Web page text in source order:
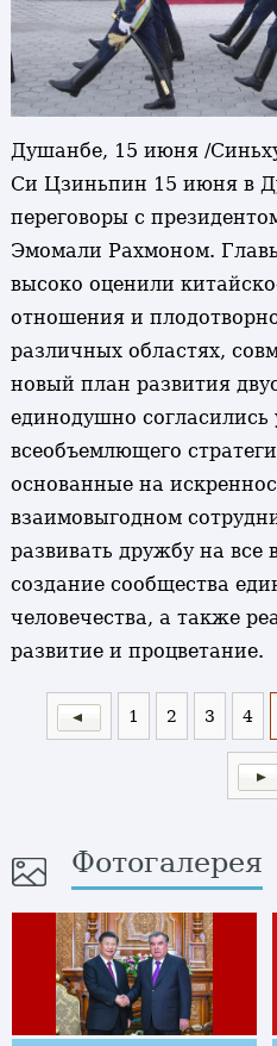
Душанбе, 15 июня /
Си Цзиньпин 15 июня в
переговоры с
Эмомали Рахмоном.
высоко оценили
отношения и
различных областях,
новый план развития
единодушно согласились
всеобъемлющего
основанные на
взаимовыгодном
развивать дружбу на все
создание сообщества
человечества, а также
развитие и процветание.
1 2 3 4
Фотогалерея